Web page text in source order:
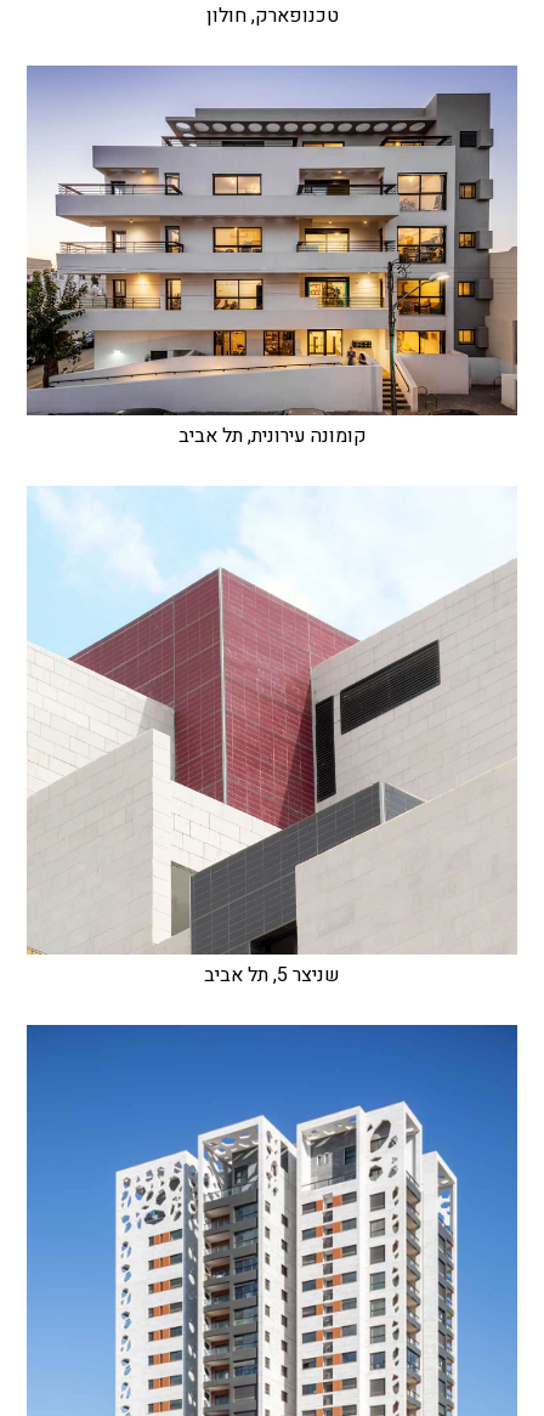
טכנופארק, חולון
קומונה עירונית, תל אביב
שניצר 5, תל אביב